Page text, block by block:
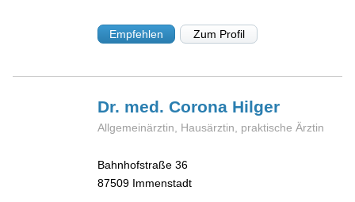
Empfehlen Zum Profil
Dr. med. Corona Hilger
Allgemeinärztin, Hausärztin, praktische Ärztin
Bahnhofstraße 36
87509 Immenstadt